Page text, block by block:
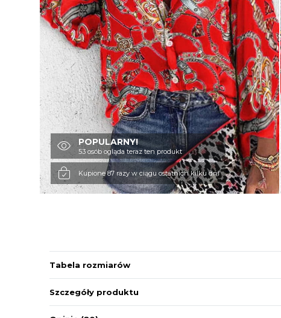
POPULARNY!
53 osób ogląda teraz ten produkt
Kupione 87 razy w ciągu ostatnich kilku dni
Tabela rozmiarów
Szczegóły produktu